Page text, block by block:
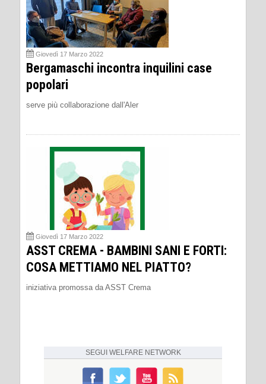
Giovedì 17 Marzo 2022
Bergamaschi incontra inquilini case
popolari
serve più collaborazione dall'Aler
Giovedì 17 Marzo 2022
ASST CREMA - BAMBINI SANI E FORTI:
COSA METTIAMO NEL PIATTO?
iniziativa promossa da ASST Crema
SEGUI WELFARE NETWORK